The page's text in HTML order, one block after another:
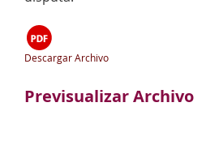
Descargar Archivo
Previsualizar Archivo